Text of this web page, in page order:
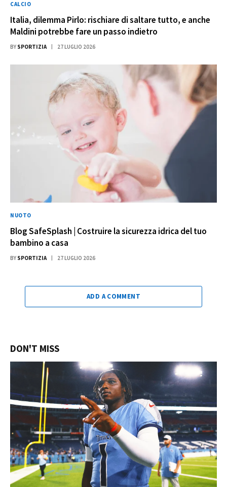
CALCIO
Italia, dilemma Pirlo: rischiare di saltare tutto, e anche
Maldini potrebbe fare un passo indietro
BY SPORTIZIA 27 LUGLIO 2026
NUOTO
Blog SafeSplash | Costruire la sicurezza idrica del tuo
bambino a casa
BY SPORTIZIA 27 LUGLIO 2026
ADD A COMMENT
DON'T MISS